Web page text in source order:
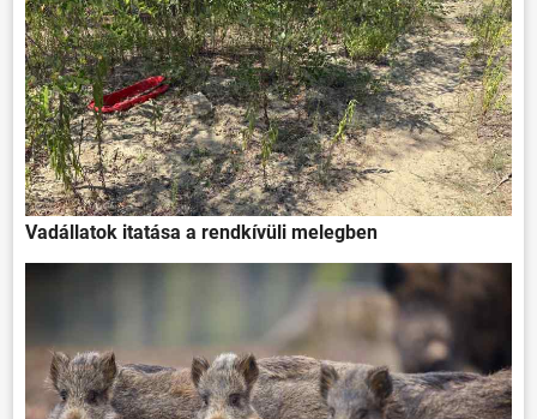
ÖNKORMÁNYZAT
Vadállatok itatása a rendkívüli melegben